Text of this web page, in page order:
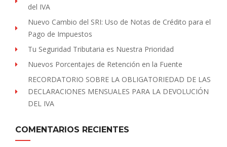
del IVA
Nuevo Cambio del SRI: Uso de Notas de Crédito para el
Pago de Impuestos
Tu Seguridad Tributaria es Nuestra Prioridad
Nuevos Porcentajes de Retención en la Fuente
RECORDATORIO SOBRE LA OBLIGATORIEDAD DE LAS
DECLARACIONES MENSUALES PARA LA DEVOLUCIÓN
DEL IVA
COMENTARIOS RECIENTES